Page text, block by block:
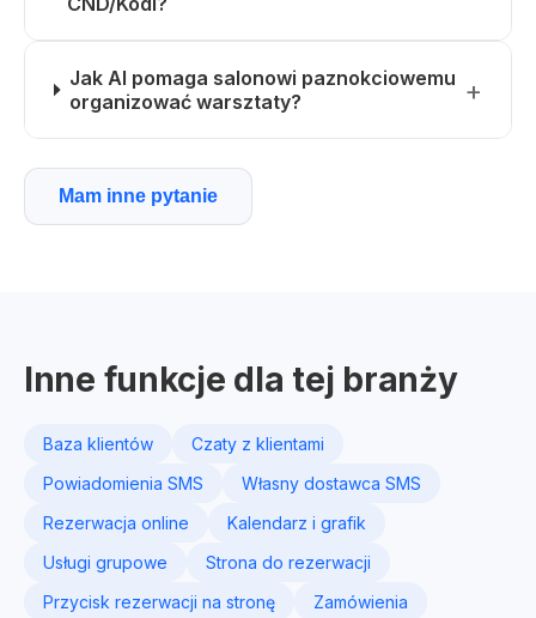
Jak AI pomaga salonowi paznokciowemu
organizować warsztaty?
Mam inne pytanie
Inne funkcje dla tej branży
Baza klientów
Czaty z klientami
Powiadomienia SMS
Własny dostawca SMS
Rezerwacja online
Kalendarz i grafik
Usługi grupowe
Strona do rezerwacji
Przycisk rezerwacji na stronę
Zamówienia